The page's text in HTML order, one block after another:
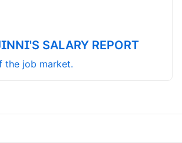
SALARY REPORT
the job market.